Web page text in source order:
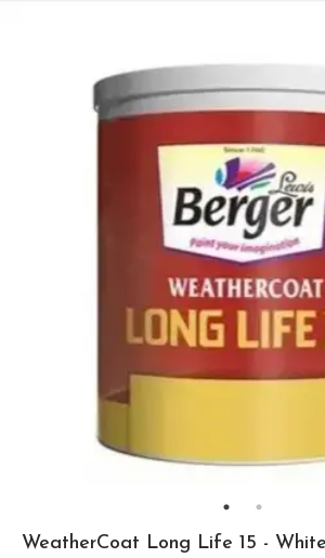
WeatherCoat Long Life 15 - White